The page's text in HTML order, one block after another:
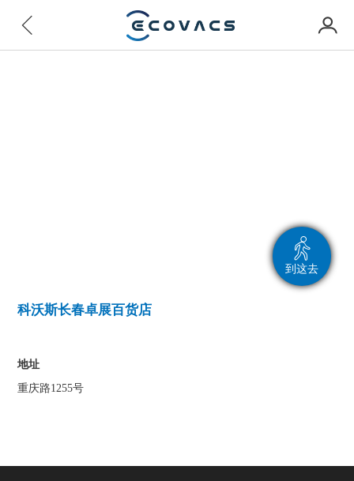
到这去
科沃斯长春卓展百货店
地址
重庆路1255号